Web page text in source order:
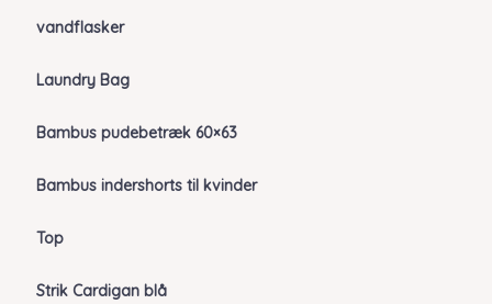
vandflasker
Laundry Bag
Bambus pudebetræk 60×63
Bambus indershorts til kvinder
Top
Strik Cardigan blå